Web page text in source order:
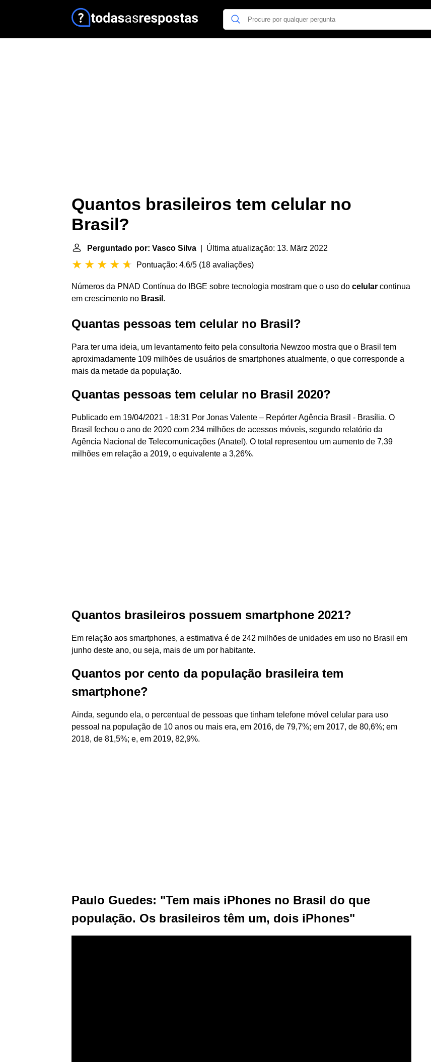
Quantos brasileiros tem celular no
Brasil?
Perguntado por: Vasco Silva | Última atualização: 13. März 2022
Pontuação: 4.6/5 (18 avaliações)
Números da PNAD Contínua do IBGE sobre tecnologia mostram que o uso do celular continua
em crescimento no Brasil .
Quantas pessoas tem celular no Brasil?
Para ter uma ideia, um levantamento feito pela consultoria Newzoo mostra que o Brasil tem
aproximadamente 109 milhões de usuários de smartphones atualmente, o que corresponde a
mais da metade da população.
Quantas pessoas tem celular no Brasil 2020?
Publicado em 19/04/2021 - 18:31 Por Jonas Valente – Repórter Agência Brasil - Brasília. O
Brasil fechou o ano de 2020 com 234 milhões de acessos móveis, segundo relatório da
Agência Nacional de Telecomunicações (Anatel). O total representou um aumento de 7,39
milhões em relação a 2019, o equivalente a 3,26%.
Quantos brasileiros possuem smartphone 2021?
Em relação aos smartphones, a estimativa é de 242 milhões de unidades em uso no Brasil em
junho deste ano, ou seja, mais de um por habitante.
Quantos por cento da população brasileira tem
smartphone?
Ainda, segundo ela, o percentual de pessoas que tinham telefone móvel celular para uso
pessoal na população de 10 anos ou mais era, em 2016, de 79,7%; em 2017, de 80,6%; em
2018, de 81,5%; e, em 2019, 82,9%.
Paulo Guedes: "Tem mais iPhones no Brasil do que
população. Os brasileiros têm um, dois iPhones"